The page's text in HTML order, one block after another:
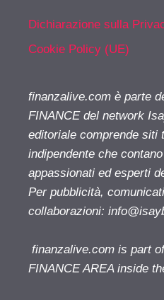
Dichiarazione sulla
Cookie Policy (UE)
finanzalive.com è parte
FINANCE del network
editoriale comprende siti
indipendente che
appassionati ed esperti
Per pubblicità,
collaborazioni:
finanzalive.com is part
FINANCE AREA inside